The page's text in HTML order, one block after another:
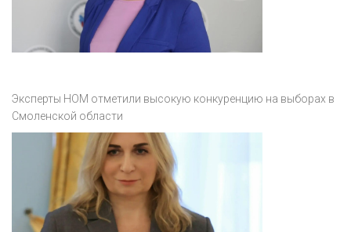
Эксперты НОМ отметили высокую конкуренцию на выборах в
Смоленской области